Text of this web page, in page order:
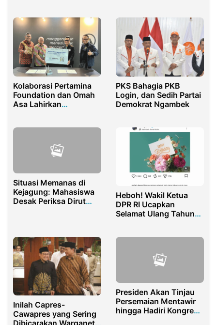
Kolaborasi Pertamina
Foundation dan Omah
Asa Lahirkan
PKS Bahagia PKB
Login, dan Sedih Partai
Demokrat Ngambek
Situasi Memanas di
Kejagung: Mahasiswa
Desak Periksa Dirut
Heboh! Wakil Ketua
DPR RI Ucapkan
Selamat Ulang Tahun
Inilah Capres-
Cawapres yang Sering
Presiden Akan Tinjau
Persemaian Mentawir
hingga Hadiri Kongres